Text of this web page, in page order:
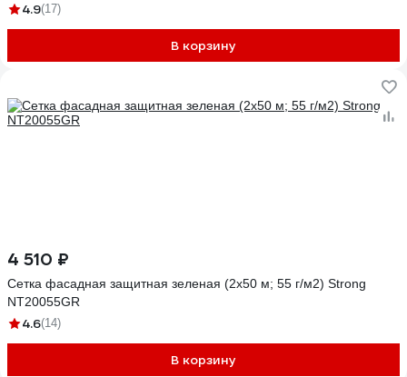
4.9(17)
В корзину
4 510 ₽
Сетка фасадная защитная зеленая (2x50 м; 55 г/м2) Strong
NT20055GR
4.6(14)
В корзину